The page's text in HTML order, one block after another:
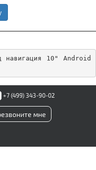
навигация 10" Android
+7 (499) 343-90-02
мне